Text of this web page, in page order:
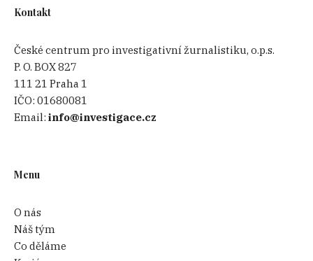
Kontakt
České centrum pro investigativní žurnalistiku, o.p.s.
P. O. BOX 827
111 21 Praha 1
IČO:01680081
Email:info@investigace.cz
Menu
O nás
Náš tým
Co děláme